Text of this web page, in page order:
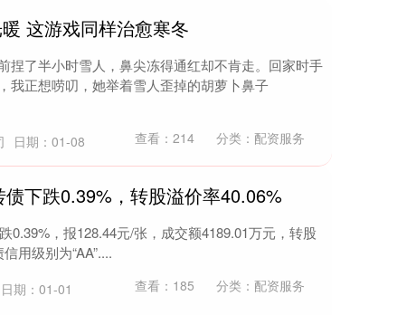
这游戏同样治愈寒冬
捏了半小时雪人，鼻尖冻得通红却不肯走。回家时手
我正想唠叨，她举着雪人歪掉的胡萝卜鼻子
日期：01-08 查看： 214 分类： 配资服务
下跌0.39%，转股溢价率40.06%
0.39%，报128.44元/张，成交额4189.01万元，转股
用级别为“AA”....
日期：01-01 查看： 185 分类： 配资服务